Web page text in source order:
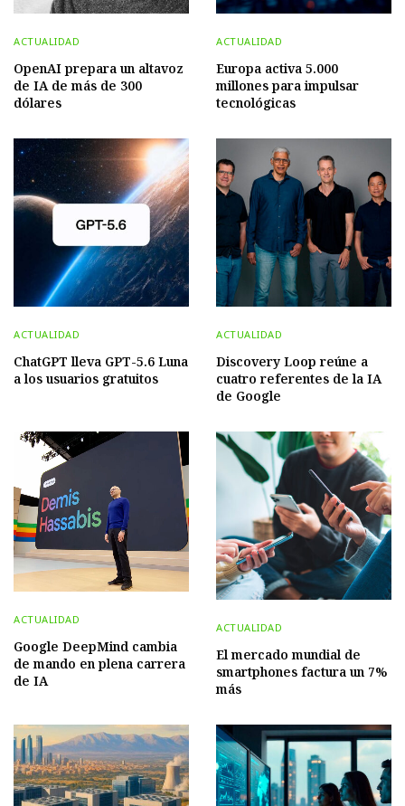
ACTUALIDAD
OpenAI prepara un altavoz
de IA de más de 300
dólares
ACTUALIDAD
Europa activa 5.000
millones para impulsar
tecnológicas
ACTUALIDAD
ChatGPT lleva GPT-5.6 Luna
a los usuarios gratuitos
ACTUALIDAD
Discovery Loop reúne a
cuatro referentes de la IA
de Google
ACTUALIDAD
Google DeepMind cambia
de mando en plena carrera
de IA
ACTUALIDAD
El mercado mundial de
smartphones factura un 7%
más